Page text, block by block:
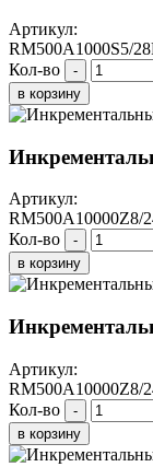
Артикул:
RM500A1000S5/
Кол-во
-
в корзину
Артикул:
RM500A10000Z8/
Кол-во
-
в корзину
Артикул:
RM500A10000Z8/
Кол-во
-
в корзину